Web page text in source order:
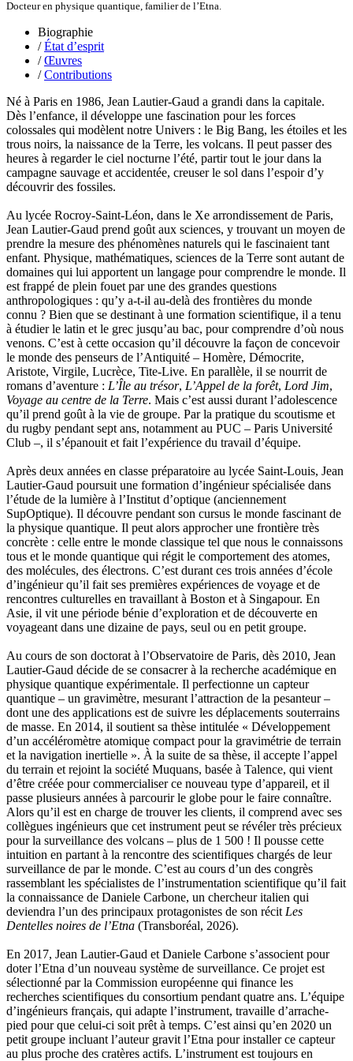
Marthaler Claude
Mathieu Sandra
Miollis Bertrand de
Mittelette Eddie
Monchaud Morgan
Mouginet Xavier
Moullec Christian
Muller Victor
Neyret Pierre
Neyroud Michel
Nicolas Philippe
Niveau Stéphane
Noacco Cristina
Nobili Johanna
Nodet Mariette
Nodet Philippe
Ollivier-Henry Jocelyne
Olmedo Éric
Pacquier Thierry
Pajetnov Valentin
Pastureau Jean
Pavie Auguste
Pelcat Armelle
Peltier Julien
Pinchon Emmanuel
Pitiot Michaël
Pitras Olivier
Plane Alice
Poncet Sally
Poncins Gontran de
Poulle Marie-Lazarine
Poussin Alexandre
Prjevalski Nikolaï
Quierzy Pauline
Raffard Matthieu
Rasse Rémy
Ravel Patrice de
Revel Luc de
Ripart Jacqueline
Rizzato Tullio
Rochez Carine
Rondón Analía
Roperch Aurélie
Roux Baptiste
Sablé Erik
Saint-Loup
Salon Olivier
Sapin-Defour Cédric
Sattler Alexandre
Sauquet Michel
Sauve Philippe
Shipton Eric
Sibony Julie
Sokpakbaïev Berdibek
Soleilhavoup François
Squillace Sophie
Stuck Hudson
Sylvestre Françoise
Tardieu Marc
Terrisse Marc
Tesson Sylvain
Thevenet Jacqueline
Touboul Marion
Toumanov Vadim
Trouplin Boris
Troussier Virginie
Tuilier Romain
Tulane Fabrice
Tzapoff Antoine
Ujfalvy-Bourdon Marie de
Urbain Jean-Didier
Valéry Philippe
Valentin Jean-Pierre
Docteur en physique quantique, familier de l’Etna.
Biographie
/État d’esprit
/Œuvres
/Contributions
Né à Paris en 1986, Jean Lautier-Gaud a grandi dans la capitale.
Dès l’enfance, il développe une fascination pour les forces
colossales qui modèlent notre Univers : le Big Bang, les étoiles et les
trous noirs, la naissance de la Terre, les volcans. Il peut passer des
heures à regarder le ciel nocturne l’été, partir tout le jour dans la
campagne sauvage et accidentée, creuser le sol dans l’espoir d’y
découvrir des fossiles.
Au lycée Rocroy-Saint-Léon, dans le Xe arrondissement de Paris,
Jean Lautier-Gaud prend goût aux sciences, y trouvant un moyen de
prendre la mesure des phénomènes naturels qui le fascinaient tant
enfant. Physique, mathématiques, sciences de la Terre sont autant de
domaines qui lui apportent un langage pour comprendre le monde. Il
est frappé de plein fouet par une des grandes questions
anthropologiques : qu’y a-t-il au-delà des frontières du monde
connu ? Bien que se destinant à une formation scientifique, il a tenu
à étudier le latin et le grec jusqu’au bac, pour comprendre d’où nous
venons. C’est à cette occasion qu’il découvre la façon de concevoir
le monde des penseurs de l’Antiquité – Homère, Démocrite,
Aristote, Virgile, Lucrèce, Tite-Live. En parallèle, il se nourrit de
romans d’aventure : L’Île au trésor, L’Appel de la forêt, Lord Jim,
Voyage au centre de la Terre. Mais c’est aussi durant l’adolescence
qu’il prend goût à la vie de groupe. Par la pratique du scoutisme et
du rugby pendant sept ans, notamment au PUC – Paris Université
Club –, il s’épanouit et fait l’expérience du travail d’équipe.
Après deux années en classe préparatoire au lycée Saint-Louis, Jean
Lautier-Gaud poursuit une formation d’ingénieur spécialisée dans
l’étude de la lumière à l’Institut d’optique (anciennement
SupOptique). Il découvre pendant son cursus le monde fascinant de
la physique quantique. Il peut alors approcher une frontière très
concrète : celle entre le monde classique tel que nous le connaissons
tous et le monde quantique qui régit le comportement des atomes,
des molécules, des électrons. C’est durant ces trois années d’école
d’ingénieur qu’il fait ses premières expériences de voyage et de
rencontres culturelles en travaillant à Boston et à Singapour. En
Asie, il vit une période bénie d’exploration et de découverte en
voyageant dans une dizaine de pays, seul ou en petit groupe.
Au cours de son doctorat à l’Observatoire de Paris, dès 2010, Jean
Lautier-Gaud décide de se consacrer à la recherche académique en
physique quantique expérimentale. Il perfectionne un capteur
quantique – un gravimètre, mesurant l’attraction de la pesanteur –
dont une des applications est de suivre les déplacements souterrains
de masse. En 2014, il soutient sa thèse intitulée « Développement
d’un accéléromètre atomique compact pour la gravimétrie de terrain
et la navigation inertielle ». À la suite de sa thèse, il accepte l’appel
du terrain et rejoint la société Muquans, basée à Talence, qui vient
d’être créée pour commercialiser ce nouveau type d’appareil, et il
passe plusieurs années à parcourir le globe pour le faire connaître.
Alors qu’il est en charge de trouver les clients, il comprend avec ses
collègues ingénieurs que cet instrument peut se révéler très précieux
pour la surveillance des volcans – plus de 1 500 ! Il pousse cette
intuition en partant à la rencontre des scientifiques chargés de leur
surveillance de par le monde. C’est au cours d’un des congrès
rassemblant les spécialistes de l’instrumentation scientifique qu’il fait
la connaissance de Daniele Carbone, un chercheur italien qui
deviendra l’un des principaux protagonistes de son récit Les
Dentelles noires de l’Etna (Transboréal, 2026).
En 2017, Jean Lautier-Gaud et Daniele Carbone s’associent pour
doter l’Etna d’un nouveau système de surveillance. Ce projet est
sélectionné par la Commission européenne qui finance les
recherches scientifiques du consortium pendant quatre ans. L’équipe
d’ingénieurs français, qui adapte l’instrument, travaille d’arrache-
pied pour que celui-ci soit prêt à temps. C’est ainsi qu’en 2020 un
petit groupe incluant l’auteur gravit l’Etna pour installer ce capteur
au plus proche des cratères actifs. L’instrument est toujours en